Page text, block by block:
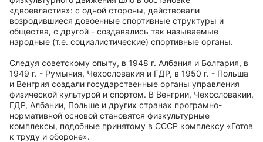
«двоевластия»: с одной стороны, действовали
возродившиеся довоенные спортивные структуры и
общества, с другой - создавались так называемые
народные (т.е. социалистические) спортивные органы.
Следуя советскому опыту, в 1948 г. Албания и Болгария, в
1949 г. - Румыния, Чехословакия и ГДР, в 1950 г. - Польша
и Венгрия создали государственные органы управления
физической культурой и спортом. В Венгрии, Чехословакии,
ГДР, Албании, Польше и других странах програмно-
нормативной основой становятся физкультурные
комплексы, подобные принятому в СССР комплексу «Готов
к труду и обороне».